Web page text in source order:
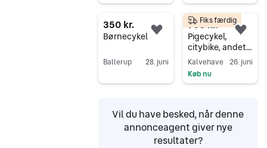
Gå til annoncen
350 kr.
Børnecykel
Ballerup 28. juni
Føj til favoritter.
Gå til annoncen
700 kr.
Pigecykel,
citybike, andet
mærke
Kalvehave 26. juni
Køb nu
Fiks færdig
Vil du have besked, når denne
annonceagent giver nye
resultater?